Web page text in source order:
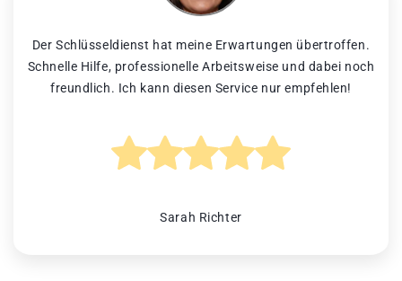
Der Schlüsseldienst hat meine Erwartungen übertroffen.
Schnelle Hilfe, professionelle Arbeitsweise und dabei noch
freundlich. Ich kann diesen Service nur empfehlen!
Sarah Richter